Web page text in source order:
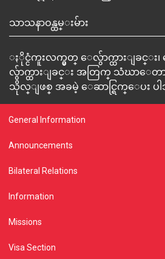
သာသနာဝန္ထမ္းမ်ား
ႏိုင္ငံကူးလက္မွတ္ ေလွ်ာက္ထားျခင္း၊
လွ်ာက္ထားျခင္း အတြက္ သံဃာေတာ္မ်
သိုလ္ျဖစ္ အခမဲ့ ေဆာင္ရြက္ေပး ပ
General Information
Announcements
Bilateral Relations
Information
Missions
Visa Section